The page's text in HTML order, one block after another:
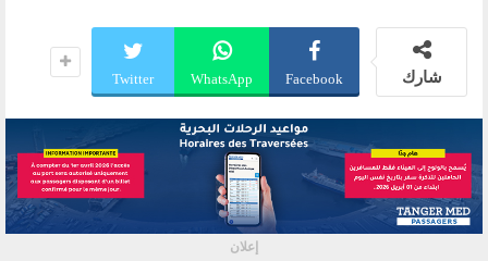
شارك Facebook
WhatsApp
Twitter
إعلان